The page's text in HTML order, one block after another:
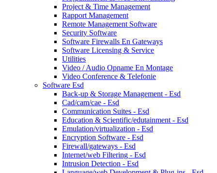
Project & Time Management
Rapport Management
Remote Management Software
Security Software
Software Firewalls En Gateways
Software Licensing & Service
Utilities
Video / Audio Opname En Montage
Video Conference & Telefonie
Software Esd
Back-up & Storage Management - Esd
Cad/cam/cae - Esd
Communication Suites - Esd
Education & Scientific/edutainment - Esd
Emulation/virtualization - Esd
Encryption Software - Esd
Firewall/gateways - Esd
Internet/web Filtering - Esd
Intrusion Detection - Esd